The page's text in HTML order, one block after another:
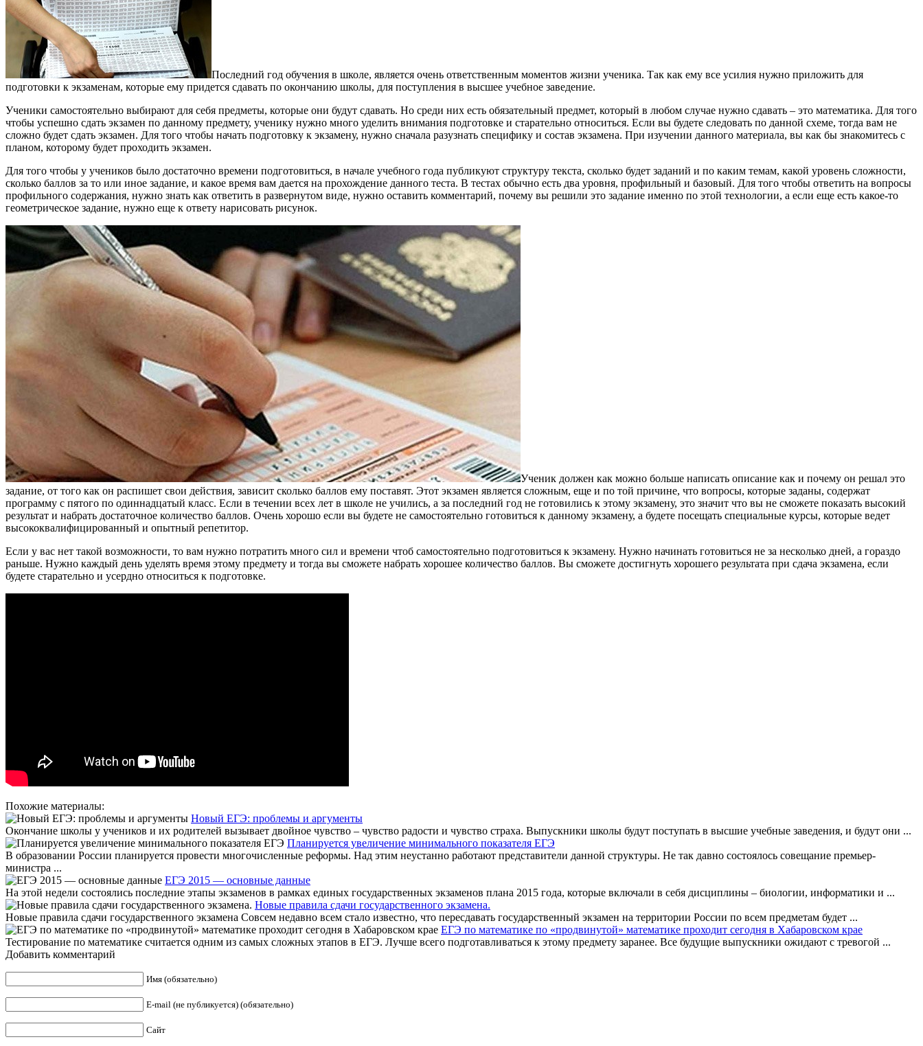
Последний год обучения в школе, является очень ответственным моментов жизни ученика. Так как ему все усилия нужно приложить для
подготовки к экзаменам, которые ему придется сдавать по окончанию школы, для поступления в высшее учебное заведение.
Ученики самостоятельно выбирают для себя предметы, которые они будут сдавать. Но среди них есть обязательный предмет, который в любом случае нужно сдавать – это математика. Для того
чтобы успешно сдать экзамен по данному предмету, ученику нужно много уделить внимания подготовке и старательно относиться. Если вы будете следовать по данной схеме, тогда вам не
сложно будет сдать экзамен. Для того чтобы начать подготовку к экзамену, нужно сначала разузнать специфику и состав экзамена. При изучении данного материала, вы как бы знакомитесь с
планом, которому будет проходить экзамен.
Для того чтобы у учеников было достаточно времени подготовиться, в начале учебного года публикуют структуру текста, сколько будет заданий и по каким темам, какой уровень сложности,
сколько баллов за то или иное задание, и какое время вам дается на прохождение данного теста. В тестах обычно есть два уровня, профильный и базовый. Для того чтобы ответить на вопросы
профильного содержания, нужно знать как ответить в развернутом виде, нужно оставить комментарий, почему вы решили это задание именно по этой технологии, а если еще есть какое-то
геометрическое задание, нужно еще к ответу нарисовать рисунок.
Ученик должен как можно больше написать описание как и почему он решал это
задание, от того как он распишет свои действия, зависит сколько баллов ему поставят. Этот экзамен является сложным, еще и по той причине, что вопросы, которые заданы, содержат
программу с пятого по одиннадцатый класс. Если в течении всех лет в школе не учились, а за последний год не готовились к этому экзамену, это значит что вы не сможете показать высокий
результат и набрать достаточное количество баллов. Очень хорошо если вы будете не самостоятельно готовиться к данному экзамену, а будете посещать специальные курсы, которые ведет
высококвалифицированный и опытный репетитор.
Если у вас нет такой возможности, то вам нужно потратить много сил и времени чтоб самостоятельно подготовиться к экзамену. Нужно начинать готовиться не за несколько дней, а гораздо
раньше. Нужно каждый день уделять время этому предмету и тогда вы сможете набрать хорошее количество баллов. Вы сможете достигнуть хорошего результата при сдача экзамена, если
будете старательно и усердно относиться к подготовке.
Похожие материалы:
Новый ЕГЭ: проблемы и аргументы
Окончание школы у учеников и их родителей вызывает двойное чувство – чувство радости и чувство страха. Выпускники школы будут поступать в высшие учебные заведения, и будут они ...
Планируется увеличение минимального показателя ЕГЭ
В образовании России планируется провести многочисленные реформы. Над этим неустанно работают представители данной структуры. Не так давно состоялось совещание премьер-
министра ...
ЕГЭ 2015 — основные данные
На этой недели состоялись последние этапы экзаменов в рамках единых государственных экзаменов плана 2015 года, которые включали в себя дисциплины – биологии, информатики и ...
Новые правила сдачи государственного экзамена.
Новые правила сдачи государственного экзамена Совсем недавно всем стало известно, что пересдавать государственный экзамен на территории России по всем предметам будет ...
ЕГЭ по математике по «продвинутой» математике проходит сегодня в Хабаровском крае
Тестирование по математике считается одним из самых сложных этапов в ЕГЭ. Лучше всего подготавливаться к этому предмету заранее. Все будущие выпускники ожидают с тревогой ...
Добавить комментарий
Имя (обязательно)
E-mail (не публикуется) (обязательно)
Сайт